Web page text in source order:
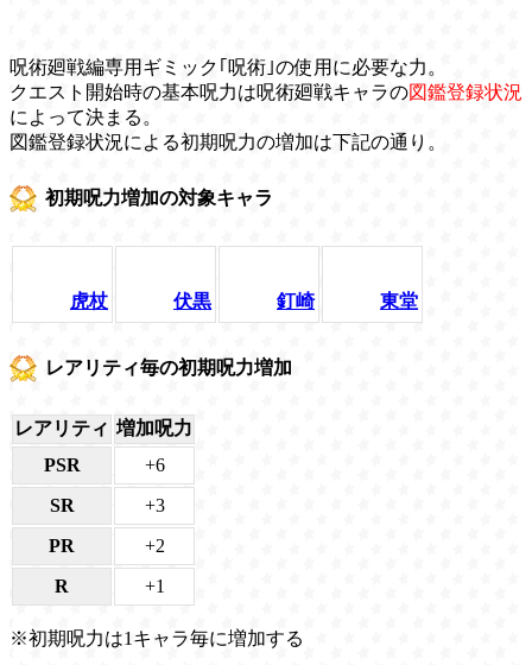
呪術廻戦編専用ギミック｢呪術｣の使用に必要な力。
クエスト開始時の基本呪力は呪術廻戦キャラの図鑑登録状況
によって決まる。
図鑑登録状況による初期呪力の増加は下記の通り。
初期呪力増加の対象キャラ
虎杖 伏黒 釘崎 東堂
レアリティ毎の初期呪力増加
レアリティ 増加呪力
PSR
+6
SR
+3
PR
+2
R
+1
※初期呪力は1キャラ毎に増加する